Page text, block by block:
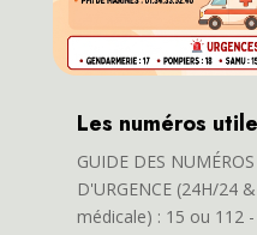
Les numéros
GUIDE DES
D'URGENCE (24H/24
médicale) : 15 ou 112